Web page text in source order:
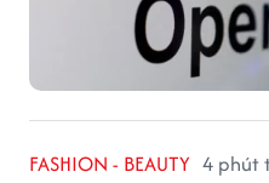
FASHION - BEAUTY 4 phút